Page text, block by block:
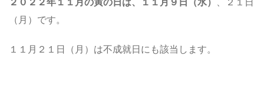
（月）です。
１１月２１日（月）は不成就日にも該当します。